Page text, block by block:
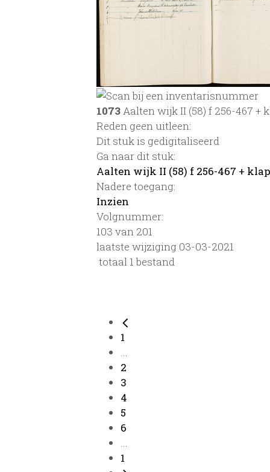
1073Aalten wijk II (58) f 256-467 +
Reden geen uitleen:
Dit stuk is gedigitaliseerd
Ga naar dit stuk:
Aalten wijk II (58) f 256-467 +
Nadere toegang:
Inzien
Volgnummer:
103 van 201
laatste wijziging 03-03-2021
totaal 1 bestand
1
...
2
3
4
5
6
...
1